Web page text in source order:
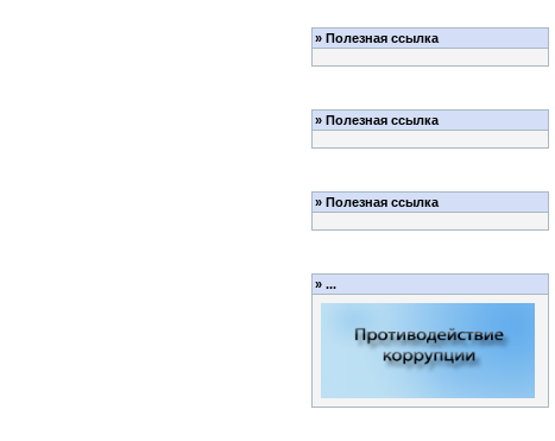
» Полезная ссылка
» Полезная ссылка
» Полезная ссылка
» ...